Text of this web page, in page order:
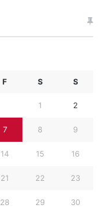
F S S
1 2
7 8 9
14 15 16
21 22 23
28 29 30